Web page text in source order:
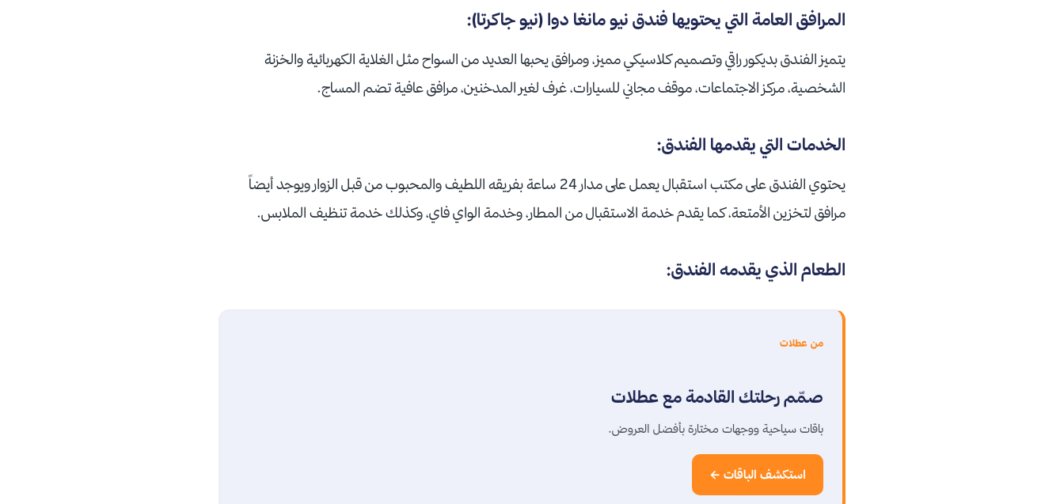
المرافق العامة التي يحتويها فندق نيو مانغا دوا (نيو جاكرتا):
يتميز الفندق بديكور راقي وتصميم كلاسيكي مميز، ومرافق يحبها العديد من السواح مثل الغلاية الكهربائية والخزنة
الشخصية، مركز الاجتماعات، موقف مجاني للسيارات، غرف لغير المدخنين، مرافق عافية تضم المساج.
الخدمات التي يقدمها الفندق:
يحتوي الفندق على مكتب استقبال يعمل على مدار 24 ساعة بفريقه اللطيف والمحبوب من قبل الزوار ويوجد أيضاً
مرافق لتخزين الأمتعة، كما يقدم خدمة الاستقبال من المطار، وخدمة الواي فاي، وكذلك خدمة تنظيف الملابس.
الطعام الذي يقدمه الفندق:
من عطلات
صمّم رحلتك القادمة مع عطلات
باقات سياحية ووجهات مختارة بأفضل العروض.
استكشف الباقات ←